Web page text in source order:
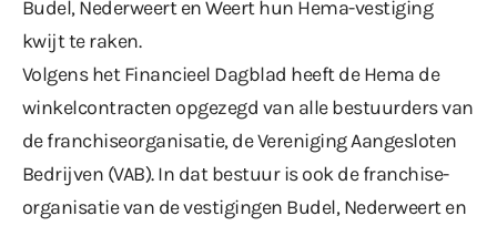
Budel, Nederweert en Weert hun Hema-vestiging
kwijt te raken.
Volgens hetFinancieel Dagblad heeft de Hema de
winkelcontracten opgezegd van alle bestuurders van
de franchiseorganisatie, de Vereniging Aangesloten
Bedrijven (VAB). In dat bestuur is ook de franchise-
organisatie van de vestigingen Budel, Nederweert en